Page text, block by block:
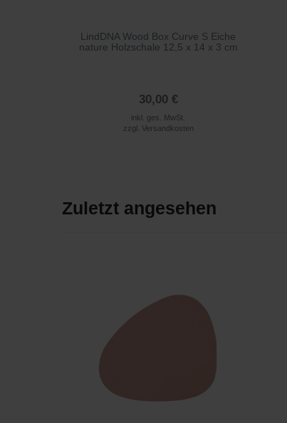
LindDNA Wood Box Curve S Eiche
nature Holzschale 12,5 x 14 x 3 cm
30,00 €
inkl. ges. MwSt.
zzgl. Versandkosten
Zuletzt angesehen